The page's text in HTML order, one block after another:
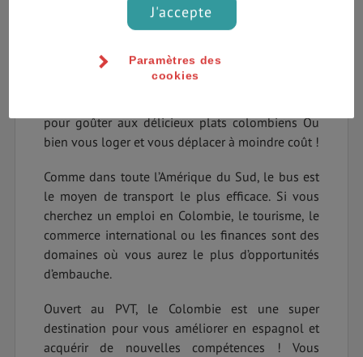
attire de plus en plus de curieux chaque
année. Peut-être serez-vous le prochain à visiter
Le coût de la vie en Colombie est 58 % moins
pour goûter aux délicieux plats colombiens Ou
bien vous loger et vous déplacer à moindre coût !
Comme dans toute l’Amérique du Sud, le bus est
le moyen de transport le plus efficace. Si vous
cherchez un emploi en Colombie, le tourisme, le
commerce international ou les finances sont des
domaines où vous aurez le plus d’opportunités
d’embauche.
Ouvert au PVT, le Colombie est une super
destination pour vous améliorer en espagnol et
acquérir de nouvelles compétences ! Vous
J'accepte
Paramètres des
cookies